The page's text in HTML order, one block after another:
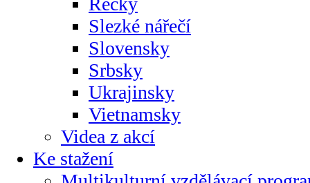
Slezké nářečí
Slovensky
Srbsky
Ukrajinsky
Vietnamsky
Videa z akcí
Ke stažení